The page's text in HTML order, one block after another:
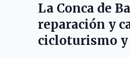
La Conca de
reparación y
cicloturismo y